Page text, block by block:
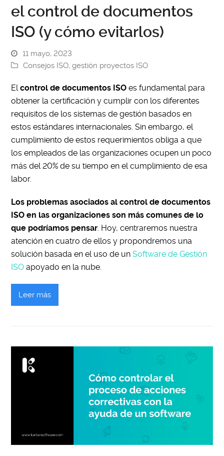
el control de documentos
ISO (y cómo evitarlos)
11 mayo, 2023
Consejos ISO,gestión proyectos ISO
Elcontrol de documentos ISO es fundamental para
obtener la certificación y cumplir con los diferentes
requisitos de los sistemas de gestión basados en
estos estándares internacionales. Sin embargo, el
cumplimiento de estos requerimientos obliga a que
los empleados de las organizaciones ocupen un poco
más del 20% de su tiempo en el cumplimiento de esa
labor.
Los problemas asociados al control de documentos
ISO en las organizaciones son más comunes de lo
que podríamos pensar . Hoy, centraremos nuestra
atención en cuatro de ellos y propondremos una
solución basada en el uso de unSoftware de Gestión
ISO apoyado en la nube.
Leer más